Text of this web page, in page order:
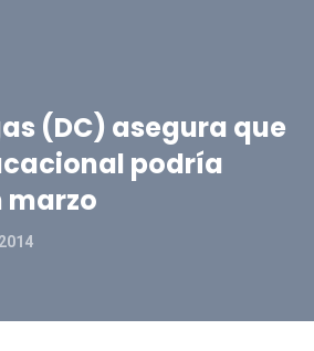
(DC) asegura que
podría
marzo